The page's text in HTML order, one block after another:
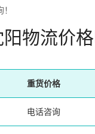
物流价
重货价格
电话咨询